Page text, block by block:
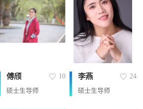
傅颀 10
硕士生导师
李燕 24
硕士生导师